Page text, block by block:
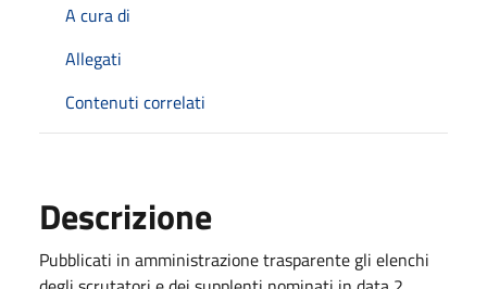
A cura di
Allegati
Contenuti correlati
Descrizione
Pubblicati in amministrazione trasparente gli elenchi